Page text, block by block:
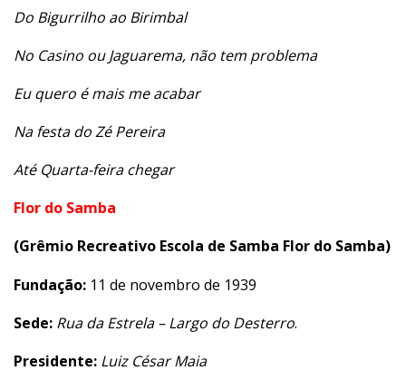
Do Bigurrilho ao Birimbal
No Casino ou Jaguarema, não tem problema
Eu quero é mais me acabar
Na festa do Zé Pereira
Até Quarta-feira chegar
Flor do Samba
(Grêmio Recreativo Escola de Samba Flor do Samba)
Fundação: 11 de novembro de 1939
Sede: Rua da Estrela – Largo do Desterro.
Presidente: Luiz César Maia